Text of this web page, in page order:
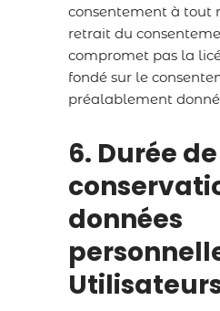
consentement à tout
retrait du
compromet pas la
fondé sur le
préalablement
6. Durée de
données